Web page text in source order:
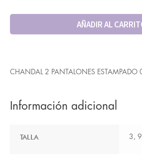
AÑADIR AL
CHANDAL 2 PANTALONES ESTAMPADO
Información adicional
TALLA 3, 9